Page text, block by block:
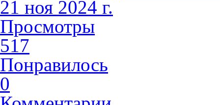
21 ноя 2024 г.
Просмотры
517
Понравилось
0